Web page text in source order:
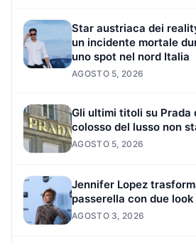
Star austriaca dei
un incidente mortale
uno spot nel nord Italia
AGOSTO 5, 2026
Gli ultimi titoli su Prada
colosso del lusso non
AGOSTO 5, 2026
Jennifer Lopez
passerella con due
AGOSTO 3, 2026